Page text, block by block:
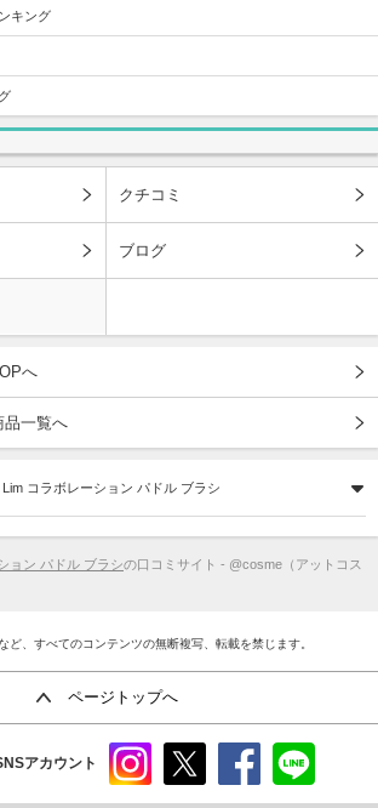
キング
クチコミ
ブログ
へ
品一覧へ
Lim コラボレーション パドル ブラシ
ョン パドル ブラシの口コミサイト - @cosme（アットコス
ど、すべてのコンテンツの無断複写、転載を禁じます。
ページトップへ
アカウント